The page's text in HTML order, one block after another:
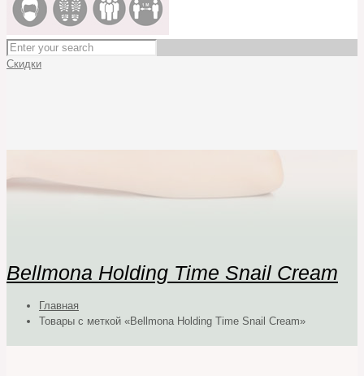
Скидки
Bellmona Holding Time Snail Cream
Главная
Товары с меткой «Bellmona Holding Time Snail Cream»